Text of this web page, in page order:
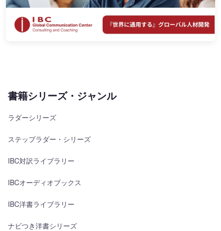
書籍シリーズ・ジャンル
ラダーシリーズ
ステップラダー・シリーズ
IBC対訳ライブラリー
IBCオーディオブックス
IBC洋書ライブラリー
ナビつき洋書シリーズ